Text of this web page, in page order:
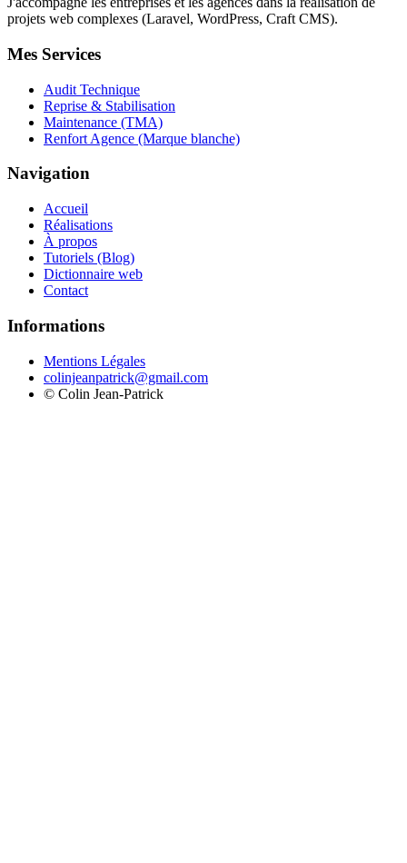
projets web complexes (Laravel, WordPress, Craft CMS).
Mes Services
Audit Technique
Reprise & Stabilisation
Maintenance (TMA)
Renfort Agence (Marque blanche)
Navigation
Accueil
Réalisations
À propos
Tutoriels (Blog)
Dictionnaire web
Contact
Informations
Mentions Légales
colinjeanpatrick@gmail.com
© Colin Jean-Patrick